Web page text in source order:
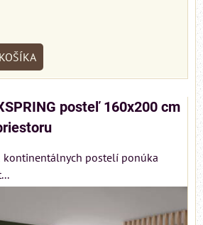
posteľ 160x200 cm
kontinentálnych postelí ponúka